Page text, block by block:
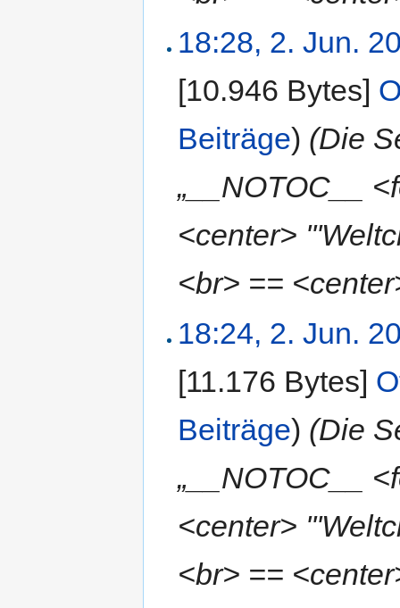
18:28, 2. Jun.
[10.946 Bytes]
Beiträge) (Die
„__NOTOC__
<center>
<br> ==
18:24, 2. Jun.
[11.176 Bytes]
Beiträge) (Die
„__NOTOC__
<center>
<br> ==